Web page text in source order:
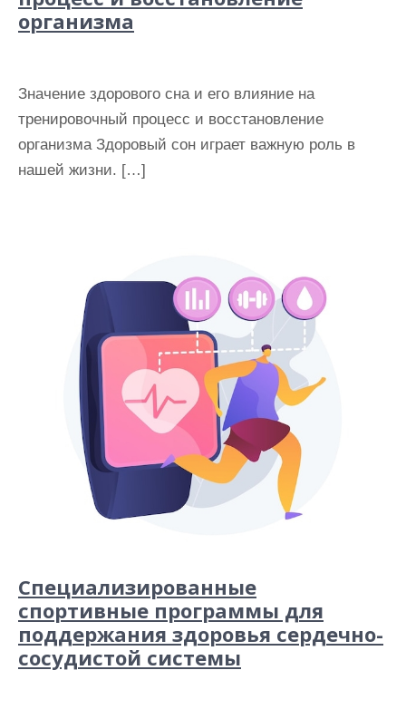
организма
Значение здорового сна и его влияние на
тренировочный процесс и восстановление
организма Здоровый сон играет важную роль в
нашей жизни. […]
Специализированные
спортивные программы для
поддержания здоровья сердечно-
сосудистой системы